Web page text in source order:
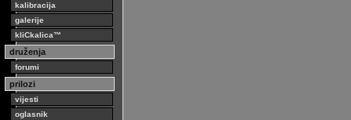
kalibracija
galerije
kliCkalica™
druženja
forumi
prilozi
vijesti
oglasnik